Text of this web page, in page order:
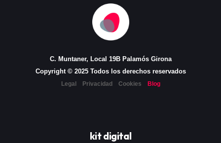
C. Muntaner, Local 19B Palamós Girona
Copyright © 2025 Todos los derechos reservados
Legal Privacidad Cookies Blog
kit digital